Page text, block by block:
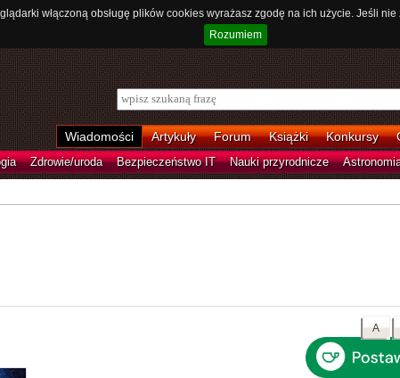
włączoną obsługę plików cookies wyrażasz zgodę na ich użycie. Jeśli
Rozumiem
Wiadomości Artykuły Forum Książki Konkursy
Zdrowie/uroda Bezpieczeństwo IT Nauki przyrodnicze
A